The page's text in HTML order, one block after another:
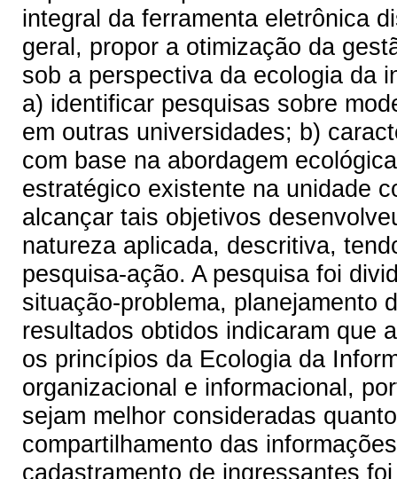
integral da ferramenta eletrônica
geral, propor a otimização da
sob a perspectiva da ecologia da
a) identificar pesquisas sobre
em outras universidades; b)
com base na abordagem
estratégico existente na unidade
alcançar tais objetivos
natureza aplicada, descritiva,
pesquisa-ação. A pesquisa foi
situação-problema, planejamento
resultados obtidos indicaram que
os princípios da Ecologia da
organizacional e informacional,
sejam melhor consideradas
compartilhamento das
cadastramento de ingressantes